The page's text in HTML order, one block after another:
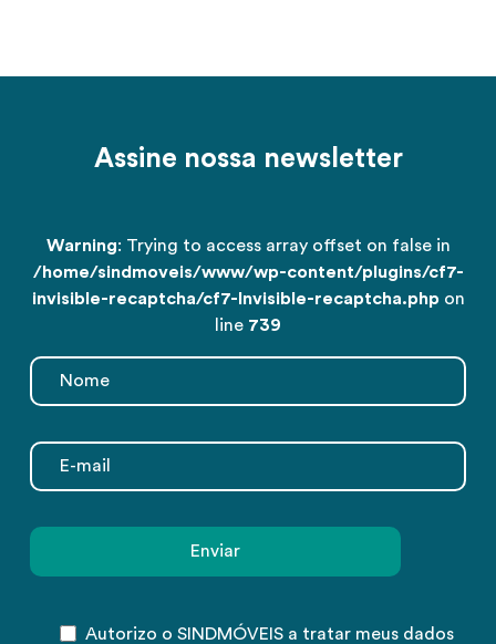
Assine nossa newsletter
Warning: Trying to access array offset on false in
/home/sindmoveis/www/wp-content/plugins/cf7-
invisible-recaptcha/cf7-Invisible-recaptcha.php on
line 739
Autorizo o SINDMÓVEIS a tratar meus dados